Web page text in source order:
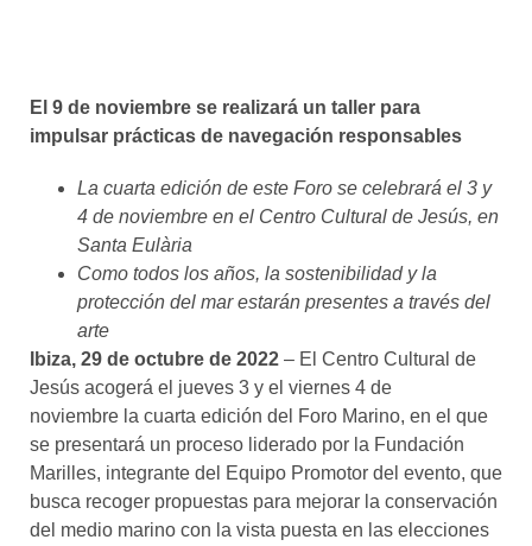
El 9 de noviembre se realizará un taller para
impulsar prácticas de navegación responsables
La cuarta edición de este Foro se celebrará el 3 y
4 de noviembre en el Centro Cultural de Jesús, en
Santa Eulària
Como todos los años, la sostenibilidad y la
protección del mar estarán presentes a través del
arte
Ibiza, 29 de octubre de 2022 – El Centro Cultural de
Jesús acogerá el jueves 3 y el viernes 4 de
noviembre la cuarta edición del Foro Marino, en el que
se presentará un proceso liderado por la Fundación
Marilles, integrante del Equipo Promotor del evento, que
busca recoger propuestas para mejorar la conservación
del medio marino con la vista puesta en las elecciones